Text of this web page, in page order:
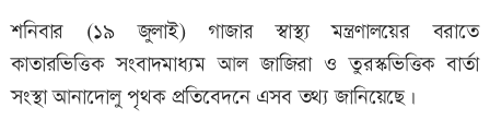
শনিবার (১৯ জুলাই) গাজার স্বাস্থ্য মন্ত্রণালয়ের বরাতে
কাতারভিত্তিক সংবাদমাধ্যম আল জাজিরা ও তুরস্কভিত্তিক বার্তা
সংস্থা আনাদোলু পৃথক প্রতিবেদনে এসব তথ্য জানিয়েছে।